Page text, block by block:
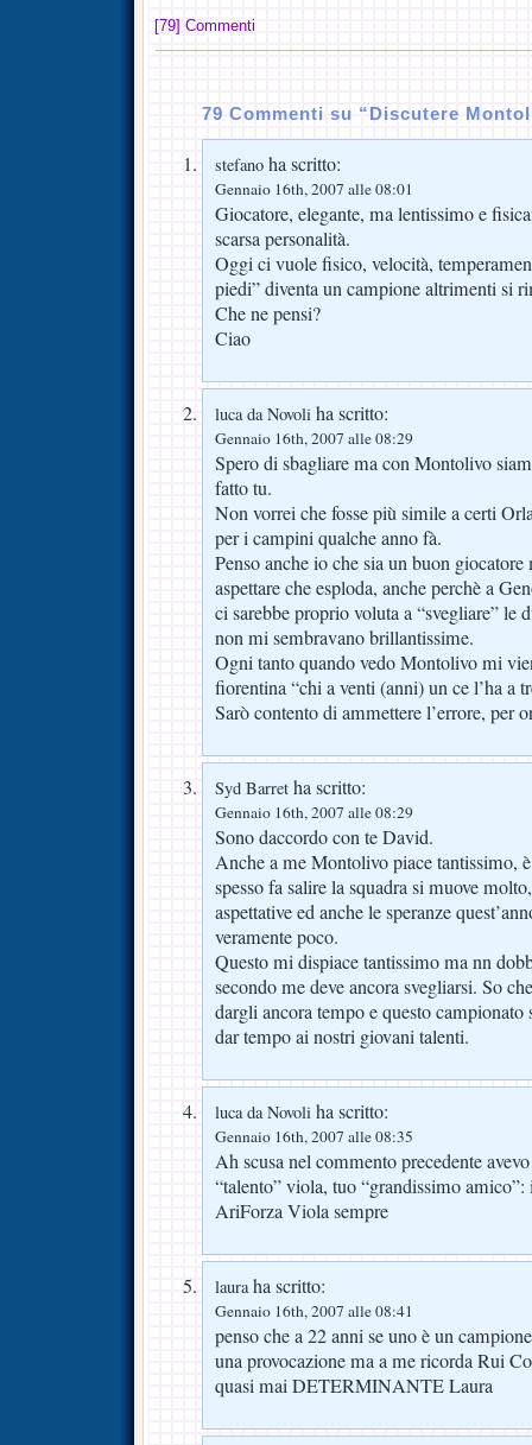
[79] Commenti
79 Commenti su “Discutere
stefano ha scritto:
Gennaio 16th, 2007 alle 08:01
Giocatore, elegante, ma lentissimo e
scarsa personalità.
Oggi ci vuole fisico, velocità,
piedi” diventa un campione altrimenti si
Che ne pensi?
Ciao
luca da Novoli ha scritto:
Gennaio 16th, 2007 alle 08:29
Spero di sbagliare ma con Montolivo
fatto tu.
Non vorrei che fosse più simile a certi
per i campini qualche anno fà.
Penso anche io che sia un buon
aspettare che esploda, anche perchè a
ci sarebbe proprio voluta a “svegliare” le
non mi sembravano brillantissime.
Ogni tanto quando vedo Montolivo mi
fiorentina “chi a venti (anni) un ce l’ha a
Sarò contento di ammettere l’errore, per
Syd Barret ha scritto:
Gennaio 16th, 2007 alle 08:29
Sono daccordo con te David.
Anche a me Montolivo piace tantissimo,
spesso fa salire la squadra si muove
aspettative ed anche le speranze
veramente poco.
Questo mi dispiace tantissimo ma nn
secondo me deve ancora svegliarsi. So
dargli ancora tempo e questo campionato
dar tempo ai nostri giovani talenti.
luca da Novoli ha scritto:
Gennaio 16th, 2007 alle 08:35
Ah scusa nel commento precedente
“talento” viola, tuo “grandissimo
AriForza Viola sempre
lauraha scritto:
Gennaio 16th, 2007 alle 08:41
penso che a 22 anni se uno è un
una provocazione ma a me ricorda Rui
quasi mai DETERMINANTE Laura